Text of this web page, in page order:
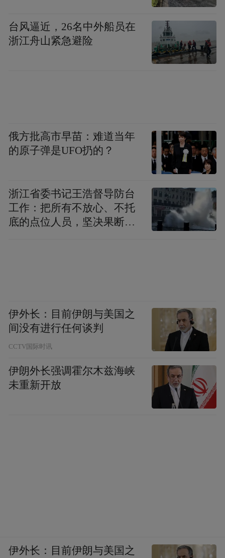
台风逼近，26名中外船员在
浙江舟山紧急避险
俄方批高市早苗：难道当年
的原子弹是UFO扔的？
浙江省委书记王浩督导防台
工作：把所有不放心、不托
底的点位人员，坚决果断转
伊外长：目前伊朗与美国之
间没有进行任何谈判
CCTV国际时讯
伊朗外长强调霍尔木兹海峡
未重新开放
伊外长：目前伊朗与美国之